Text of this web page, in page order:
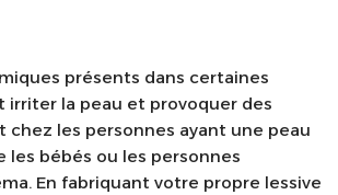
présents dans certaines
irriter la peau et provoquer des
chez les personnes ayant une peau
les bébés ou les personnes
En fabriquant votre propre lessive